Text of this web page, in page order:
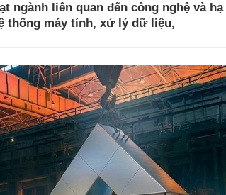
ngành liên quan đến công nghệ và
thống máy tính, xử lý dữ liệu,